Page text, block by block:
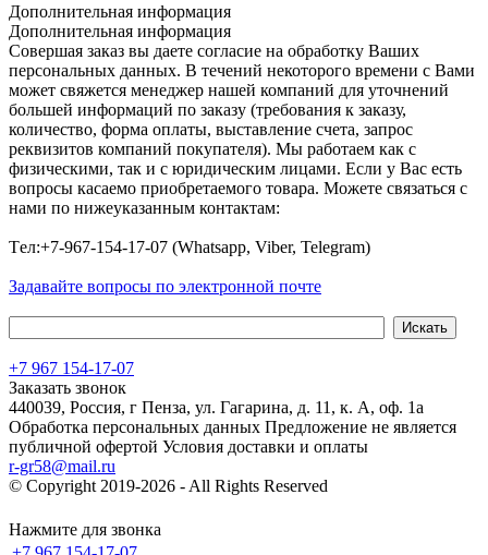
Дополнительная информация
Дополнительная информация
Совершая заказ вы даете согласие на обработку Ваших
персональных данных. В течений некоторого времени с Вами
может свяжется менеджер нашей компаний для уточнений
большей информаций по заказу (требования к заказу,
количество, форма оплаты, выставление счета, запрос
реквизитов компаний покупателя). Мы работаем как с
физическими, так и с юридическим лицами. Если у Вас есть
вопросы касаемо приобретаемого товара. Можете связаться с
нами по нижеуказанным контактам:
Tел:+7-967-154-17-07 (Whatsapp, Viber, Telegram)
Задавайте вопросы по электронной почте
+7 967 154-17-07
Заказать звонок
440039, Россия, г Пенза, ул. Гагарина, д. 11, к. А, оф. 1а
Обработка персональных данных Предложение не является
публичной офертой Условия доставки и оплаты
r-gr58@mail.ru
© Copyright 2019-2026 - All Rights Reserved
Нажмите для звонка